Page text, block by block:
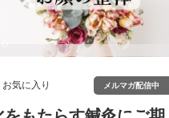
お気に入り メルマガ配信中